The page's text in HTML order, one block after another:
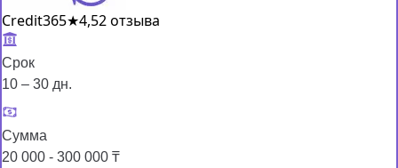
Credit365★4,52 отзыва
Срок
10 – 30 дн.
Сумма
20 000 - 300 000 ₸